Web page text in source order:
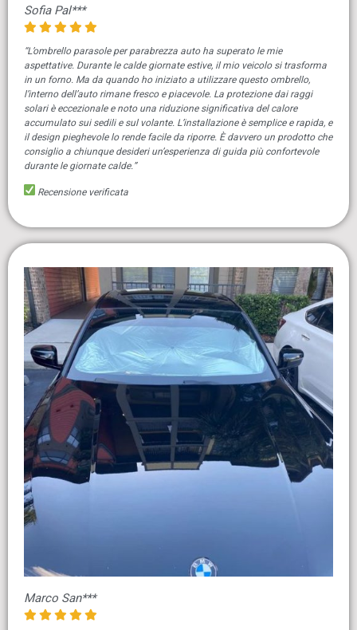
Sofia Pal***
“L’ombrello parasole per parabrezza auto ha superato le mie
aspettative. Durante le calde giornate estive, il mio veicolo si trasforma
in un forno. Ma da quando ho iniziato a utilizzare questo ombrello,
l’interno dell’auto rimane fresco e piacevole. La protezione dai raggi
solari è eccezionale e noto una riduzione significativa del calore
accumulato sui sedili e sul volante. L’installazione è semplice e rapida, e
il design pieghevole lo rende facile da riporre. È davvero un prodotto che
consiglio a chiunque desideri un’esperienza di guida più confortevole
durante le giornate calde.”
Recensione verificata
Marco San***